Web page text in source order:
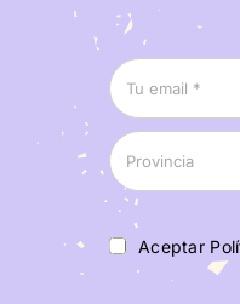
Aceptar